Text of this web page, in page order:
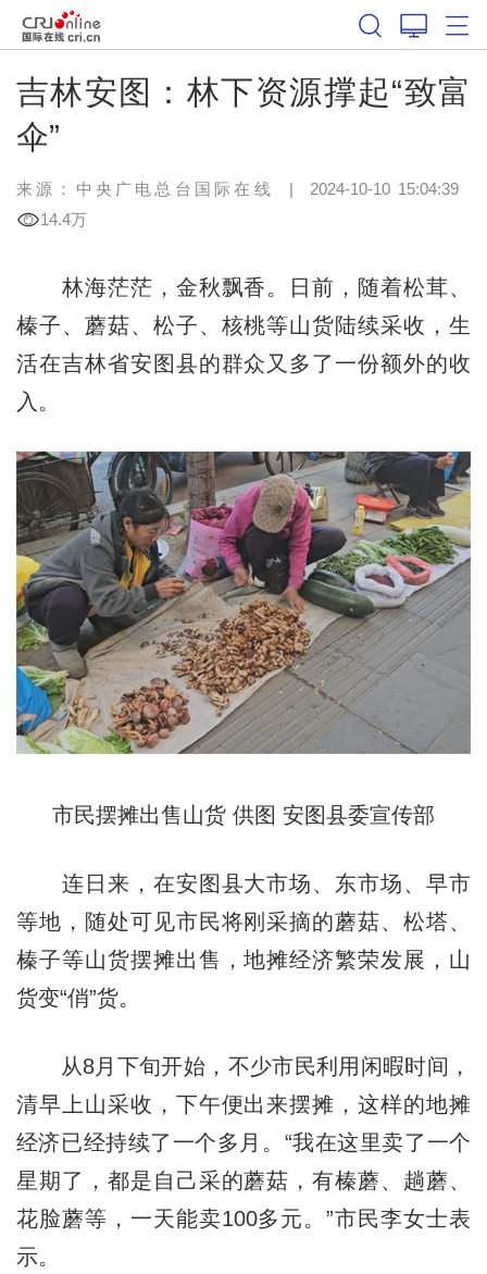
吉林安图：林下资源撑起“致富
伞”
来源：中央广电总台国际在线 | 2024-10-10 15:04:39
14.4万
林海茫茫，金秋飘香。日前，随着松茸、
榛子、蘑菇、松子、核桃等山货陆续采收，生
活在吉林省安图县的群众又多了一份额外的收
入。
市民摆摊出售山货 供图 安图县委宣传部
连日来，在安图县大市场、东市场、早市
等地，随处可见市民将刚采摘的蘑菇、松塔、
榛子等山货摆摊出售，地摊经济繁荣发展，山
货变“俏”货。
从8月下旬开始，不少市民利用闲暇时间，
清早上山采收，下午便出来摆摊，这样的地摊
经济已经持续了一个多月。“我在这里卖了一个
星期了，都是自己采的蘑菇，有榛蘑、趟蘑、
花脸蘑等，一天能卖100多元。”市民李女士表
示。